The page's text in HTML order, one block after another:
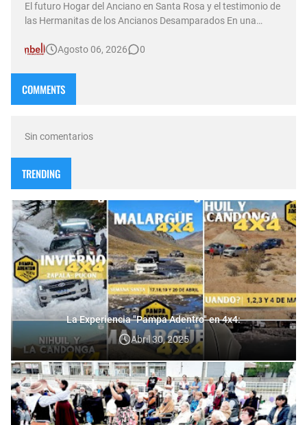
El futuro Hogar del Anciano en Santa Rosa y el testimonio de
las Hermanitas de los Ancianos Desamparados En una
Compasión —conducido por Norma Abadie y transmitido aAgosto 06, 2026 0
COMMENTS
Sin comentarios
TRENDING
La Experiencia "Pampa Adentro" en 4x4:
Abril 30, 2025